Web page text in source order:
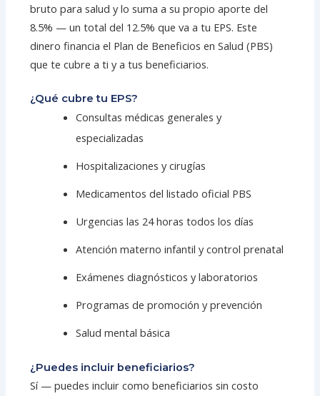
bruto para salud y lo suma a su propio aporte del
8.5% — un total del 12.5% que va a tu EPS. Este
dinero financia el Plan de Beneficios en Salud (PBS)
que te cubre a ti y a tus beneficiarios.
¿Qué cubre tu EPS?
Consultas médicas generales y
especializadas
Hospitalizaciones y cirugías
Medicamentos del listado oficial PBS
Urgencias las 24 horas todos los días
Atención materno infantil y control prenatal
Exámenes diagnósticos y laboratorios
Programas de promoción y prevención
Salud mental básica
¿Puedes incluir beneficiarios?
Sí — puedes incluir como beneficiarios sin costo